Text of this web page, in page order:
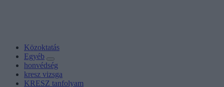
Közoktatás
Egyéb
honvédség
kresz vizsga
KRESZ tanfolyam